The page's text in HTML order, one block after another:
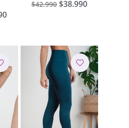
El
es:
$42.990 El
$42.990.
$38.990El
$38.990.